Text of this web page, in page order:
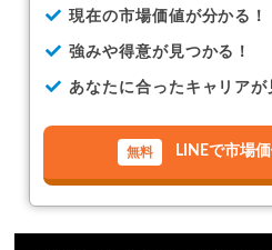
現在の市場価値が分かる！
強みや得意が見つかる！
あなたに合ったキャリアが
LINEで市場